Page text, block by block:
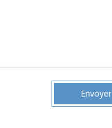
Envoyer